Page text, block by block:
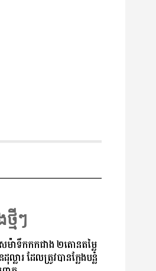
មីៗ
ម៉ាទឹកកកជាង ២តោនតម្លៃ
លារ ដែលត្រូវបានក្លែងបន្លំ